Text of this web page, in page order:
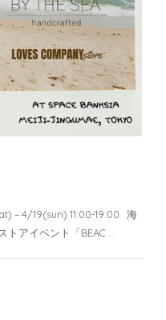
– 4/19(sun) 11:00-19:00 海
アイベント「BEAC …